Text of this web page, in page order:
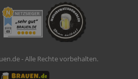
- Alle Rechte vorbehalten.